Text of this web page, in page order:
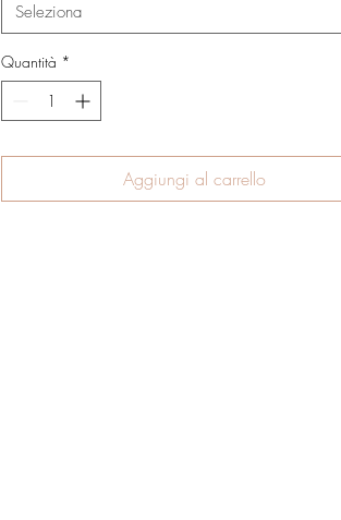
Seleziona
Quantità *
Aggiungi al carrello